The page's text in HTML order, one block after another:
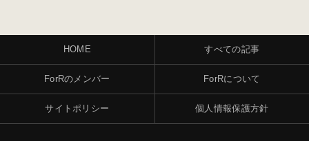
HOME すべての記事
ForRのメンバー ForRについて
サイトポリシー 個人情報保護方針